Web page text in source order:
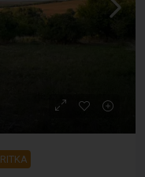
RITKA